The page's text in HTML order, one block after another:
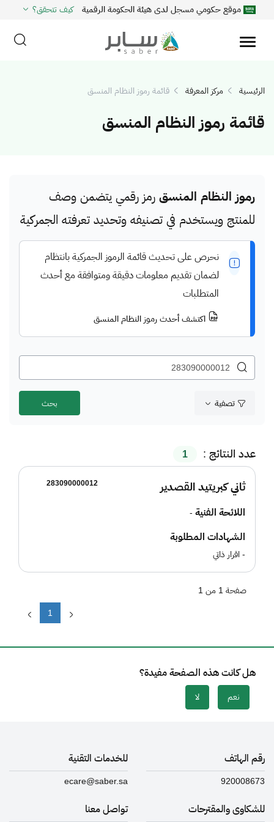
موقع حكومي مسجل لدى هيئة الحكومة الرقمية كيف تتحقق؟
الرئيسية مركز المعرفة قائمة رموز النظام المنسق
قائمة رموز النظام المنسق
رموز النظام المنسق رمز رقمي يتضمن وصف
للمنتج ويستخدم في تصنيفه وتحديد تعرفته الجمركية
نحرص على تحديث قائمة الرموز الجمركية بانتظام
لضمان تقديم معلومات دقيقة ومتوافقة مع أحدث
المتطلبات
اكتشف أحدث رموز النظام المنسق
تصفية
عدد النتائج : 1
283090000012 ثاني كبريتيد القصدير
اللائحة الفنية -
الشهادات المطلوبة
- اقرار ذاتي
1
صفحة 1 من 1
هل كانت هذه الصفحة مفيدة؟
نعم لا
رقم الهاتف
920008673
للخدمات التقنية
ecare@saber.sa
للشكاوى والمقترحات تواصل معنا